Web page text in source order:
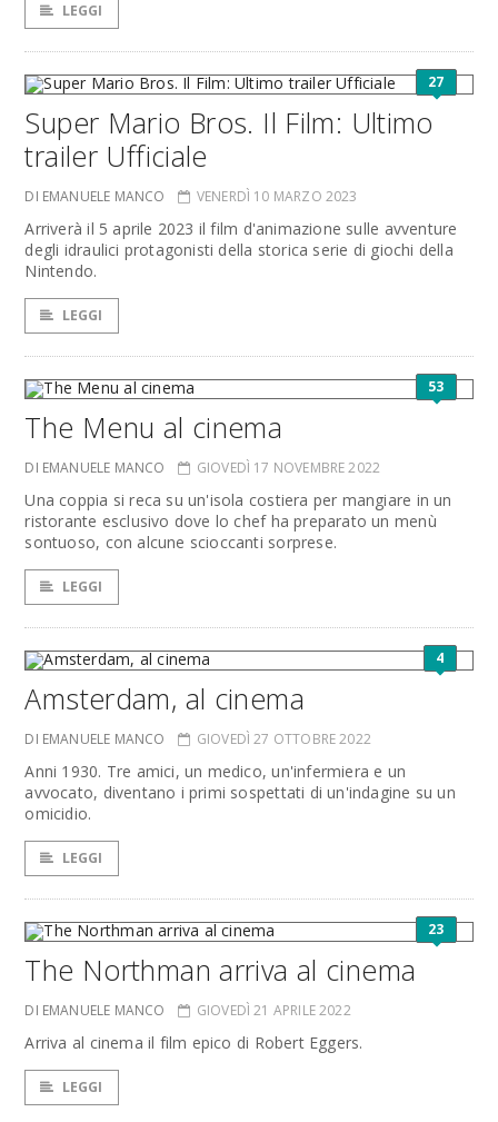
LEGGI
27
Super Mario Bros. Il Film: Ultimo
trailer Ufficiale
DI EMANUELE MANCO VENERDÌ 10 MARZO 2023
Arriverà il 5 aprile 2023 il film d'animazione sulle avventure
degli idraulici protagonisti della storica serie di giochi della
Nintendo.
LEGGI
53
The Menu al cinema
DI EMANUELE MANCO GIOVEDÌ 17 NOVEMBRE 2022
Una coppia si reca su un'isola costiera per mangiare in un
ristorante esclusivo dove lo chef ha preparato un menù
sontuoso, con alcune scioccanti sorprese.
LEGGI
4
Amsterdam, al cinema
DI EMANUELE MANCO GIOVEDÌ 27 OTTOBRE 2022
Anni 1930. Tre amici, un medico, un'infermiera e un
avvocato, diventano i primi sospettati di un'indagine su un
omicidio.
LEGGI
23
The Northman arriva al cinema
DI EMANUELE MANCO GIOVEDÌ 21 APRILE 2022
Arriva al cinema il film epico di Robert Eggers.
LEGGI